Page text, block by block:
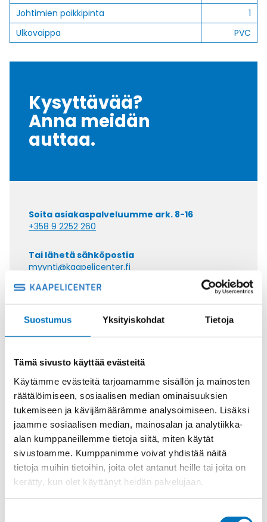
Suostumus Yksityiskohdat Tietoja
Tämä sivusto käyttää evästeitä
Käytämme evästeitä tarjoamamme sisällön ja mainosten
räätälöimiseen, sosiaalisen median ominaisuuksien
tukemiseen ja kävijämäärämme analysoimiseen. Lisäksi
jaamme sosiaalisen median, mainosalan ja analytiikka-
alan kumppaneillemme tietoja siitä, miten käytät
sivustoamme. Kumppanimme voivat yhdistää näitä
tietoja muihin tietoihin, joita olet antanut heille tai joita on
kerätty, kun olet käyttänyt heidän palvelujaan.
Johtimien poikkipinta
1
Ulkovaippa
PVC
Kysyttävää?
Anna meidän
auttaa.
Soita asiakaspalveluumme ark. 8-16
+358 9 2252 260
Tai lähetä sähköpostia
myynti@kaapelicenter.fi
Saman kaapelin eri versiot
Ohjauskaapeli ÖPVC-JZ 7G6
Ohjauskaapeli ÖPVC-JZ 4G10